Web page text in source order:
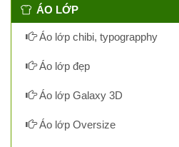
ÁO LỚP
Áo lớp chibi, typograpphy
Áo lớp đẹp
Áo lớp Galaxy 3D
Áo lớp Oversize